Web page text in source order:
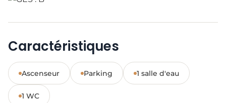
Caractéristiques
Ascenseur Parking 1 salle d'eau
1 WC